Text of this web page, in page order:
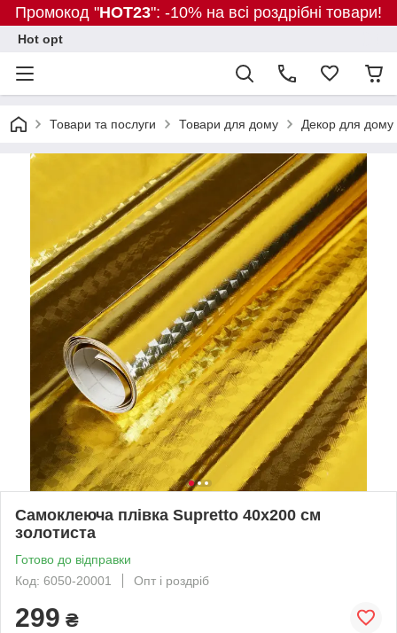
Промокод "HOT23": -10% на всі роздрібні товари!
Hot opt
Товари та послуги Товари для дому Декор для дому
Самоклеюча плівка Supretto 40x200 см
золотиста
Готово до відправки
Код: 6050-20001
Опт і роздріб
299 ₴